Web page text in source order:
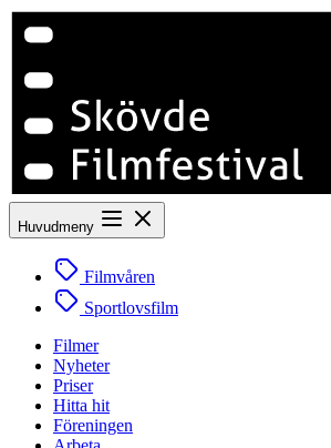
Huvudmeny
Filmvåren
Sportlovsfilm
Filmer
Nyheter
Priser
Hitta hit
Föreningen